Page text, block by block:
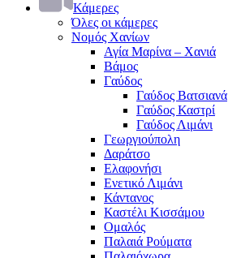
Κάμερες
Όλες οι κάμερες
Νομός Χανίων
Αγία Μαρίνα – Χανιά
Βάμος
Γαύδος
Γαύδος Βατσιανά
Γαύδος Καστρί
Γαύδος Λιμάνι
Γεωργιούπολη
Δαράτσο
Ελαφονήσι
Ενετικό Λιμάνι
Κάντανος
Καστέλι Κισσάμου
Ομαλός
Παλαιά Ρούματα